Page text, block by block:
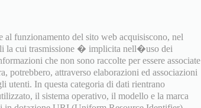
funzionamento del sito web acquisiscono, nel
la cui trasmissione � implicita nell�uso dei
che non sono raccolte per essere associate
potrebbero, attraverso elaborazioni ed associazioni
utenti. In questa categoria di dati rientrano
il sistema operativo, il modello e la marca